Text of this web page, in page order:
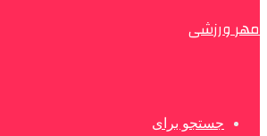
مهر ورزشی
جستجو برای